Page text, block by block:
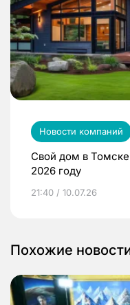
Новости компаний
Свой дом в
2026 году
21:40 / 10.07.26
Похожие